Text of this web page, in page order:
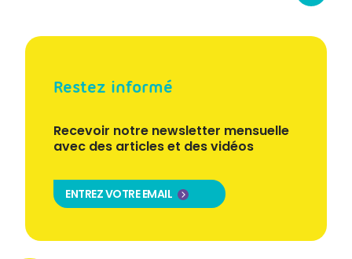
Restez informé
Recevoir notre newsletter mensuelle
avec des articles et des vidéos
ENTREZ VOTRE EMAIL